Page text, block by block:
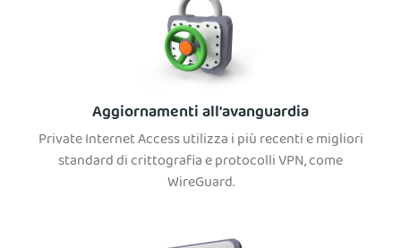
Aggiornamenti all'avanguardia
Private Internet Access utilizza i più recenti e migliori
standard di crittografia e protocolli VPN, come
WireGuard.